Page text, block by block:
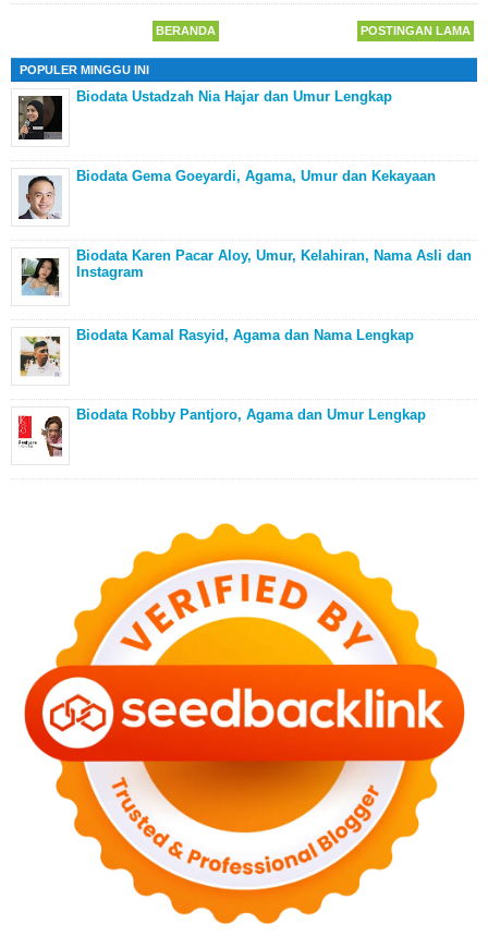
POSTINGAN LAMA
BERANDA
POPULER MINGGU INI
Biodata Ustadzah Nia Hajar dan Umur Lengkap
Biodata Gema Goeyardi, Agama, Umur dan Kekayaan
Biodata Karen Pacar Aloy, Umur, Kelahiran, Nama Asli dan
Instagram
Biodata Kamal Rasyid, Agama dan Nama Lengkap
Biodata Robby Pantjoro, Agama dan Umur Lengkap